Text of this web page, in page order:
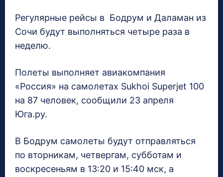
Регулярные рейсы в Бодрум и Даламан из
Сочи будут выполняться четыре раза в
неделю.
Полеты выполняет авиакомпания
«Россия» на самолетах Sukhoi Superjet 100
на 87 человек, сообщили 23 апреля
Юга.ру.
В Бодрум самолеты будут отправляться
по вторникам, четвергам, субботам и
воскресеньям в 13:20 и 15:40 мск, а